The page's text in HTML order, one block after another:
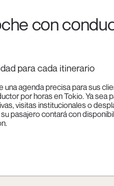
con
para cada itinerario
una agenda precisa para sus
por horas en Tokio. Ya sea
visitas institucionales o
pasajero contará con